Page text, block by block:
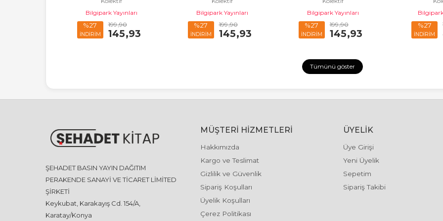
Bilgipark Yayınları
%27
İNDİRİM
199,90
145,93
Bilgipark Yayınları
%27
İNDİRİM
199,90
145,93
Bilgipark Yayınları
%27
İNDİRİM
199,90
145,93
Bilgipark
%27
İNDİRİM
Tümünü göster
ŞEHADET BASIN YAYIN DAĞITIM
PERAKENDE SANAYİ VE TİCARET LİMİTED
ŞİRKETİ
Keykubat, Karakayış Cd. 154/A,
Karatay/Konya
MÜŞTERI HIZMETLERI
Hakkımızda
Kargo ve Teslimat
Gizlilik ve Güvenlik
Sipariş Koşulları
Üyelik Koşulları
Çerez Politikası
ÜYELIK
Üye Girişi
Yeni Üyelik
Sepetim
Sipariş Takibi